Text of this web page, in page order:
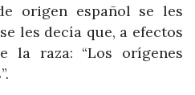
origen español se les
les decía que, a efectos
la raza: “Los orígenes